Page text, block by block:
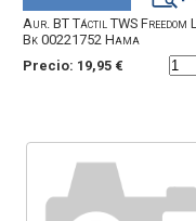
Aur. BT Táctil TWS Freedom
Bk 00221752 Hama
Precio: 19,95 €